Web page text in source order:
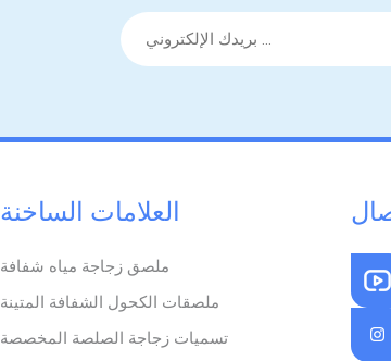
العلامات الساخنة
ملصق زجاجة مياه شفافة
ملصقات الكحول الشفافة المتينة
تسميات زجاجة الصلصة المخصصة